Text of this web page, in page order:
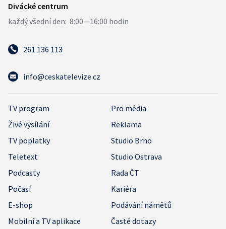
261 136 113
info@ceskatelevize.cz
TV program
Pro média
Živé vysílání
Reklama
TV poplatky
Studio Brno
Teletext
Studio Ostrava
Podcasty
Rada ČT
Počasí
Kariéra
E-shop
Podávání námětů
Mobilní a TV aplikace
Časté dotazy